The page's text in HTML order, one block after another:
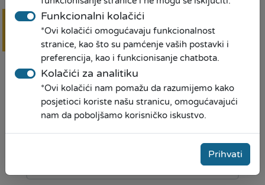
Donacija nastavnih sredstava
JU Osnovna Škola „Vuk...
07.11.2025
Donacija nastavnih sredstava
JU OŠ „Vuk Karadžić“ –
Omarska, Prijedor
Funkcionalni kolačići
*Ovi kolačići omogućavaju funkcionalnost
stranice, kao što su pamćenje vaših postavki i
preferencija, kao i funkcionisanje chatbota.
Kolačići za analitiku
*Ovi kolačići nam pomažu da razumijemo kako
posjetioci koriste našu stranicu, omogućavajući
nam da poboljšamo korisničko iskustvo.
Prihvati